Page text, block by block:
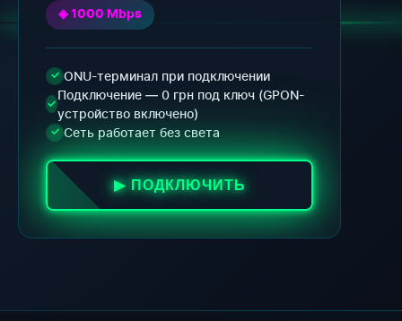
◈ 1000 Mbps
✓ ONU-терминал при подключении
✓
Подключение — 0 грн под ключ (GPON-
устройство включено)
✓ Сеть работает без света
▶ ПОДКЛЮЧИТЬ